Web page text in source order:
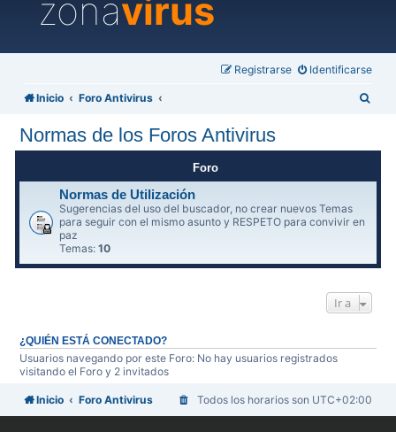
zonavirus
Identificarse
Registrarse
Inicio Foro Antivirus
Normas de los Foros Antivirus
Foro
Normas de Utilización
Sugerencias del uso del buscador, no crear nuevos Temas
para seguir con el mismo asunto y RESPETO para convivir en
paz
Temas:10
Ir a
¿QUIÉN ESTÁ CONECTADO?
Usuarios navegando por este Foro: No hay usuarios registrados
visitando el Foro y 2 invitados
Inicio Foro Antivirus Todos los horarios son UTC+02:00